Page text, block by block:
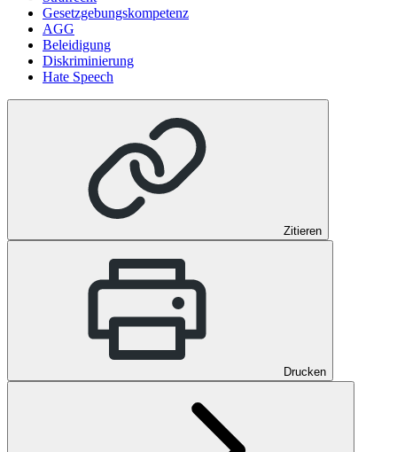
Gesetzgebungskompetenz
AGG
Beleidigung
Diskriminierung
Hate Speech
Zitieren
Drucken